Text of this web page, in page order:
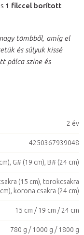
1 filccel borított
tömbből, amíg el
és súlyuk kissé
pálca színe és
2 év
4250367939048
G# (19 cm), B# (24 cm)
(15 cm), torokcsakra
korona csakra (24 cm)
15 cm / 19 cm / 24 cm
780 g / 1000 g / 1800 g